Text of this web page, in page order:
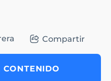
Compartir